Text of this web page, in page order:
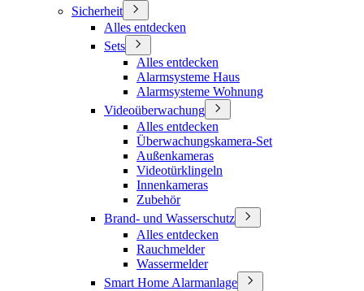
Sicherheit
Alles entdecken
Sets
Alles entdecken
Alarmsysteme Haus
Alarmsysteme Wohnung
Videoüberwachung
Alles entdecken
Überwachungskamera-Set
Außenkameras
Videotürklingeln
Innenkameras
Zubehör
Brand- und Wasserschutz
Alles entdecken
Rauchmelder
Wassermelder
Smart Home Alarmanlage